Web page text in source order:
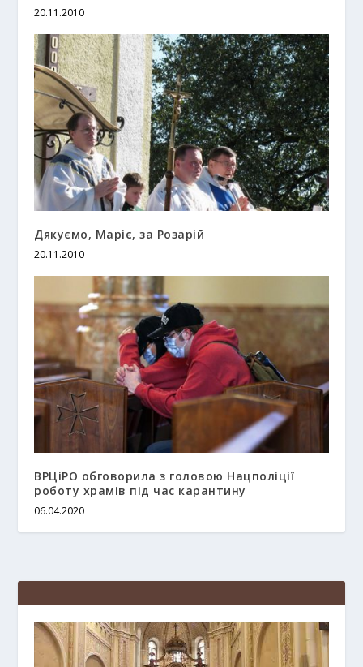
20.11.2010
Дякуємо, Маріє, за Розарій
20.11.2010
ВРЦіРО обговорила з головою Нацполіції
роботу храмів під час карантину
06.04.2020